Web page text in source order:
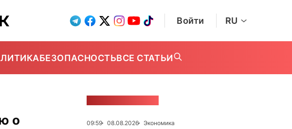
Войти RU
БЕЗОПАСНОСТЬВСЕ СТАТЬИ
о
09:59 08.08.2026
Экономика